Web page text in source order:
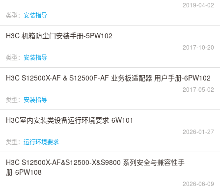
2019-04-02
类型： 安装指导
H3C 机箱防尘门安装手册-5PW102
2017-10-20
类型： 安装指导
H3C S12500X-AF & S12500F-AF 业务板适配器 用户手册-6PW102
2017-05-02
类型： 安装指导
H3C室内安装类设备运行环境要求-6W101
2026-01-27
类型： 运行环境要求
H3C S12500X-AF&S12500-X&S9800 系列安全与兼容性手
册-6PW108
2026-06-09